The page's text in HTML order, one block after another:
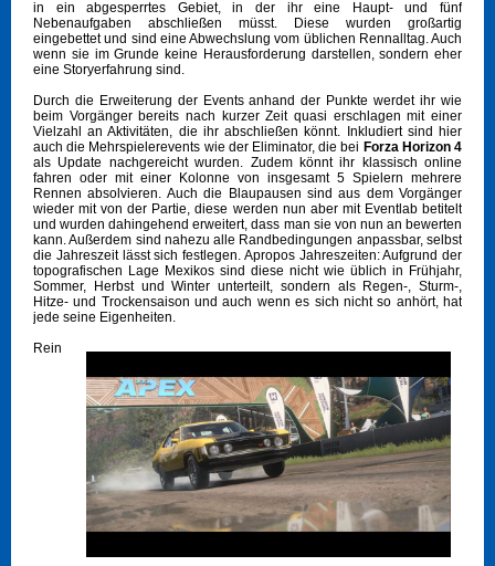
in ein abgesperrtes Gebiet, in der ihr eine Haupt- und fünf
Nebenaufgaben abschließen müsst. Diese wurden großartig
eingebettet und sind eine Abwechslung vom üblichen Rennalltag. Auch
wenn sie im Grunde keine Herausforderung darstellen, sondern eher
eine Storyerfahrung sind.
Durch die Erweiterung der Events anhand der Punkte werdet ihr wie
beim Vorgänger bereits nach kurzer Zeit quasi erschlagen mit einer
Vielzahl an Aktivitäten, die ihr abschließen könnt. Inkludiert sind hier
auch die Mehrspielerevents wie der Eliminator, die bei Forza Horizon 4
als Update nachgereicht wurden. Zudem könnt ihr klassisch online
fahren oder mit einer Kolonne von insgesamt 5 Spielern mehrere
Rennen absolvieren. Auch die Blaupausen sind aus dem Vorgänger
wieder mit von der Partie, diese werden nun aber mit Eventlab betitelt
und wurden dahingehend erweitert, dass man sie von nun an bewerten
kann. Außerdem sind nahezu alle Randbedingungen anpassbar, selbst
die Jahreszeit lässt sich festlegen. Apropos Jahreszeiten: Aufgrund der
topografischen Lage Mexikos sind diese nicht wie üblich in Frühjahr,
Sommer, Herbst und Winter unterteilt, sondern als Regen-, Sturm-,
Hitze- und Trockensaison und auch wenn es sich nicht so anhört, hat
jede seine Eigenheiten.
Rein